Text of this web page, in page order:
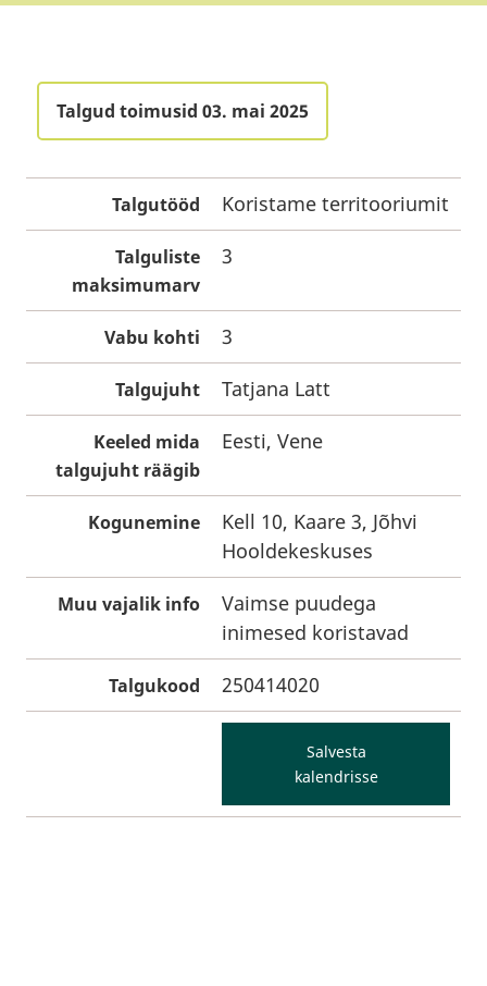
Talgud toimusid 03. mai 2025
Talgutööd Koristame territooriumit
Talguliste
maksimumarv
3
Vabu kohti 3
Talgujuht Tatjana Latt
Keeled mida
talgujuht räägib
Eesti, Vene
Kogunemine
Kell 10, Kaare 3, Jõhvi
Hooldekeskuses
Muu vajalik info
Vaimse puudega
inimesed koristavad
Talgukood 250414020
Salvesta
kalendrisse